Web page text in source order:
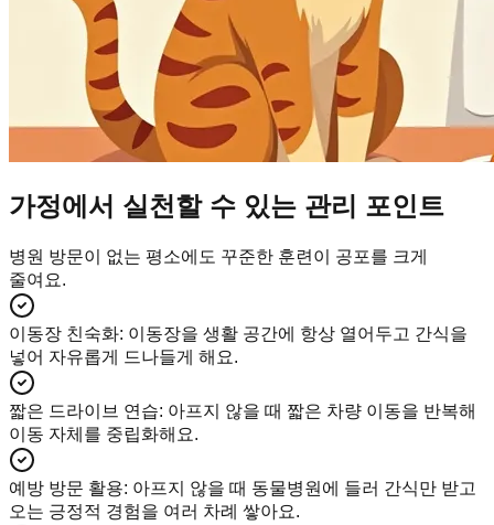
가정에서 실천할 수 있는 관리 포인트
병원 방문이 없는 평소에도 꾸준한 훈련이 공포를 크게
줄여요.
이동장 친숙화: 이동장을 생활 공간에 항상 열어두고 간식을
넣어 자유롭게 드나들게 해요.
짧은 드라이브 연습: 아프지 않을 때 짧은 차량 이동을 반복해
이동 자체를 중립화해요.
예방 방문 활용: 아프지 않을 때 동물병원에 들러 간식만 받고
오는 긍정적 경험을 여러 차례 쌓아요.